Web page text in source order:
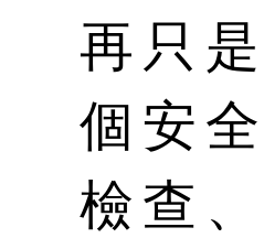
再只
個安
檢查